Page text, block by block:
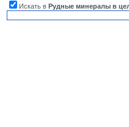
Искать в Рудные минералы в